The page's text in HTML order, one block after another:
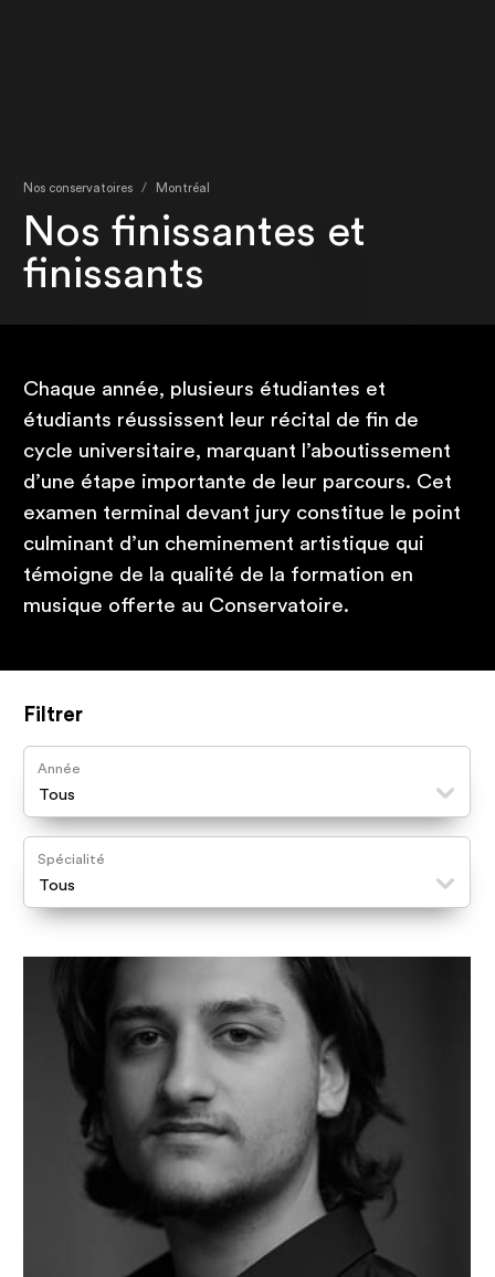
Nos conservatoires Montréal
Nos finissantes et
finissants
Chaque année, plusieurs étudiantes et
étudiants réussissent leur récital de fin de
cycle universitaire, marquant l’aboutissement
d’une étape importante de leur parcours. Cet
examen terminal devant jury constitue le point
culminant d’un cheminement artistique qui
témoigne de la qualité de la formation en
musique offerte au Conservatoire.
Filtrer
Année
Spécialité